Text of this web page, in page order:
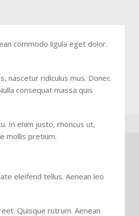
commodo ligula eget dolor.
nascetur ridiculus mus. Donec
consequat massa quis
In enim justo, rhoncus ut,
mollis pretium.
eleifend tellus. Aenean leo
Quisque rutrum. Aenean